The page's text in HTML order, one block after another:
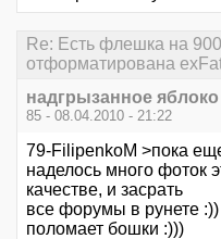
Re: Есть флешка на
отформатирована
надгрызанное яблоко
85 - 08.04.2010 - 21:22
79-FilipenkoM >пока
наделось много фоток
качестве, и засрать
все форумы в рунете
поломает бошки :)))